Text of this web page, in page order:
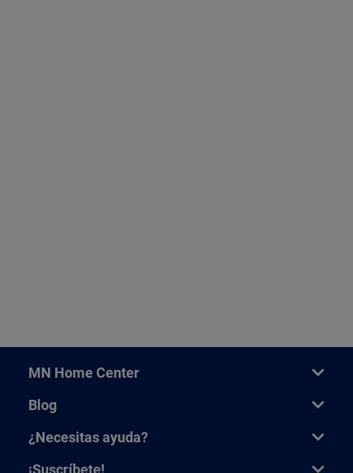
MN Home Center
Blog
¿Necesitas ayuda?
¡Suscríbete!